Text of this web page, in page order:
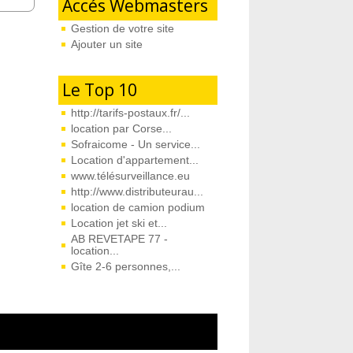
Accés Webmasters
Gestion de votre site
Ajouter un site
Le Top 10
http://tarifs-postaux.fr/...
location par Corse...
Sofraicome - Un service...
Location d'appartement...
www.télésurveillance.eu
http://www.distributeurau...
location de camion podium
Location jet ski et...
AB REVETAPE 77 -
location...
Gîte 2-6 personnes,...